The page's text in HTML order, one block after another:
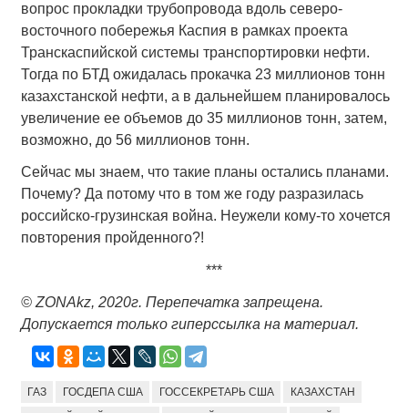
вопрос прокладки трубопровода вдоль северо-
восточного побережья Каспия в рамках проекта
Транскаспийской системы транспортировки нефти.
Тогда по БТД ожидалась прокачка 23 миллионов тонн
казахстанской нефти, а в дальнейшем планировалось
увеличение ее объемов до 35 миллионов тонн, затем,
возможно, до 56 миллионов тонн.
Сейчас мы знаем, что такие планы остались планами.
Почему? Да потому что в том же году разразилась
российско-грузинская война. Неужели кому-то хочется
повторения пройденного?!
***
© ZONAkz, 2020г. Перепечатка запрещена.
Допускается только гиперссылка на материал.
ГАЗ ГОСДЕПА США ГОССЕКРЕТАРЬ США КАЗАХСТАН